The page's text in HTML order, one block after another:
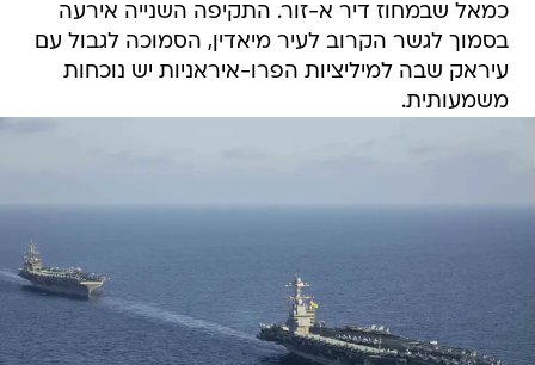
כמאל שבמחוז דיר א-זור. התקיפה השנייה אירעה
בסמוך לגשר הקרוב לעיר מיאדין, הסמוכה לגבול עם
עיראק שבה למיליציות הפרו-איראניות יש נוכחות
משמעותית.